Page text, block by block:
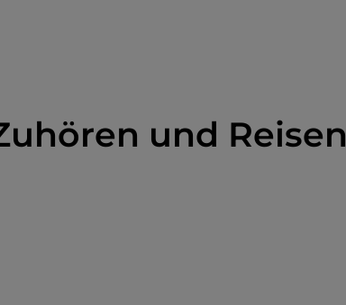
und Reisen